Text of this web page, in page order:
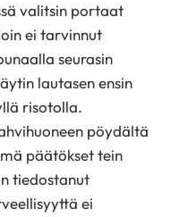
valitsin portaat
ei tarvinnut
seurasin
lautasen ensin
risotolla.
pöydältä
päätökset tein
tiedostanut
ei